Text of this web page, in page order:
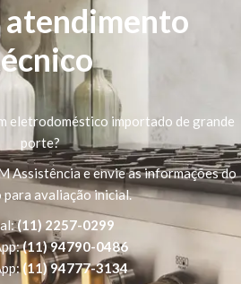
eletrodoméstico importado de grande
porte?
Assistência e envie as informações do
para avaliação inicial.
(11) 2257-0299
(11) 94790-0486
(11) 94777-3134